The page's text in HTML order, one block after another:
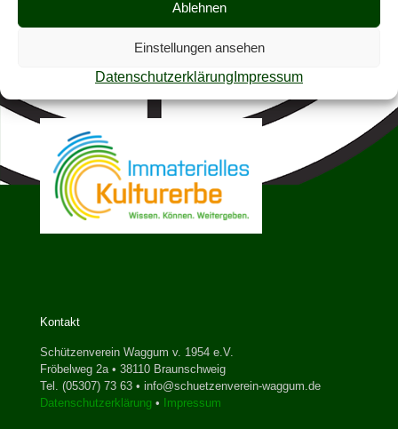
Ablehnen
Einstellungen ansehen
Datenschutzerklärung Impressum
Kontakt
Schützenverein Waggum v. 1954 e.V.
Fröbelweg 2a • 38110 Braunschweig
Tel. (05307) 73 63 • info@schuetzenverein-waggum.de
Datenschutzerklärung • Impressum